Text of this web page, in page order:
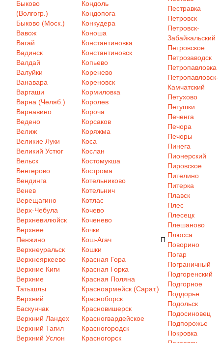
Быково
(Волгогр.)
Быково (Моск.)
Вавож
Вагай
Вадинск
Валдай
Валуйки
Ванавара
Варгаши
Варна (Челяб.)
Варнавино
Ведено
Велиж
Великие Луки
Великий Устюг
Вельск
Венгерово
Вендинга
Венев
Верещагино
Верх-Чебула
Верхневилюйск
Верхнее
Пенжино
Верхнеуральск
Верхнеяркеево
Верхние Киги
Верхние
Татышлы
Верхний
Баскунчак
Верхний Ландех
Верхний Тагил
Верхний Услон
Кондоль
Кондопога
Конкудера
Коноша
Константиновка
Константиновск
Копьево
Коренево
Кореновск
Кормиловка
Королев
Короча
Корсаков
Коряжма
Коса
Кослан
Костомукша
Кострома
Котельниково
Котельнич
Котлас
Кочево
Коченево
Кочки
Кош-Агач
Кошки
Красная Гора
Красная Горка
Красная Поляна
Красноармейск (Сарат.)
Красноборск
Красновишерск
Красногвардейское
Красногородск
Красногорск
П
Пестравка
Петровск
Петровск-
Забайкальский
Петровское
Петрозаводск
Петропавловка
Петропавловск-
Камчатский
Петухово
Петушки
Печенга
Печора
Печоры
Пинега
Пионерский
Пировское
Пителино
Питерка
Плавск
Плес
Плесецк
Плешаново
Плюсса
Поворино
Погар
Пограничный
Подгоренский
Подгорное
Поддорье
Подольск
Подосиновец
Подпорожье
Покровка